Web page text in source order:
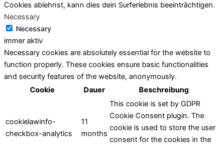
Cookies ablehnst, kann dies dein Surferlebnis beeinträchtigen.
Necessary
Necessary
immer aktiv
Necessary cookies are absolutely essential for the website to
function properly. These cookies ensure basic functionalities
and security features of the website, anonymously.
Cookie
Dauer Beschreibung
cookielawinfo-
checkbox-analytics
11
months
This cookie is set by GDPR
Cookie Consent plugin. The
cookie is used to store the user
consent for the cookies in the